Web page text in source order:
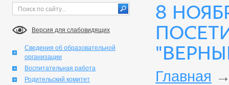
Версия для слабовидящих
Сведения об образовательной
организации
Воспитательная работа
Родительский комитет
8
Главная